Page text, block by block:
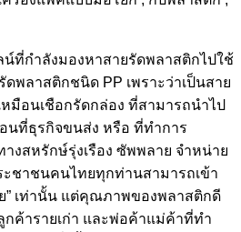
ที่กำลังมองหาสายรัดพลาสติกไปใช้
ดพลาสติกชนิด PP เพราะว่าเป็นสาย
มือนเชือกรัดกล่อง ที่สามารถนำไป
นที่ธุรกิจขนส่ง หรือ ที่ทำการ
สหรักษ์รุ่งเรือง ซัพพลาย จำหน่าย
ะชาชนคนไทยทุกท่านสามารถเข้า
” เท่านั้น แต่คุณภาพของพลาสติกดี
กค้ารายเก่า และพ่อค้าแม่ค้าที่ทำ